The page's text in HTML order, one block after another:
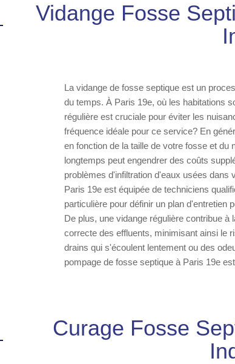
Vidange Fosse
La vidange de fosse septique est un
du temps. À Paris 19e, où les habitations
régulière est cruciale pour éviter les
fréquence idéale pour ce service? En
en fonction de la taille de votre fosse et du
longtemps peut engendrer des coûts
problèmes d'infiltration d'eaux usées dans
Paris 19e est équipée de techniciens
particulière pour définir un plan d'entretien
De plus, une vidange régulière contribue
correcte des effluents, minimisant ainsi le
drains qui s'écoulent lentement ou des
pompage de fosse septique à Paris 19e
Curage Fosse